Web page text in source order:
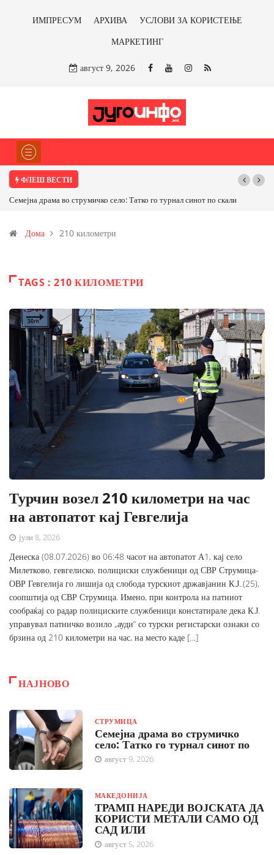
ИМПРЕСУМ АРХИВА
УСЛОВИ ЗА КОРИСТЕЊЕ
МАРКЕТИНГ
август 9, 2026
ФЛЕШ ВЕСТИ
Семејна драма во струмичко село: Татко го турнал синот по скали
Дома 210 километри
TAGS : 210 КИЛОМЕТРИ
Турчин возел 210 километри на час
на автопатот кај Гевгелија
јули 8, 2026
Денеска (08.07.2026) во 06:48 часот на автопатот А1, кај село
Милетково, гевгелиско, полициски службеници од СВР Струмица-
ОВР Гевгелија го лишија од слобода турскиот државјанин К.Ј..(25),
соопштија од СВР Струмица. Имено, при контрола на патниот
сообраќај со радар полициските службеници констатирале дека К.Ј.
управувал патничко возило „ауди“ со турски регистарски ознаки со
брзина од 210 километри на час, на место каде […]
НАЈНОВО
СТРУМИЦА
Семејна драма во струмичко
село: Татко го турнал синот по
август 9, 2026
МАКЕДОНИЈА
ТРАМП НАРЕДИ ВОЈСКАТА ДА
КОРИСТИ МЕТАЛИ САМО ОД
САД ИЛИ
август 5, 2026